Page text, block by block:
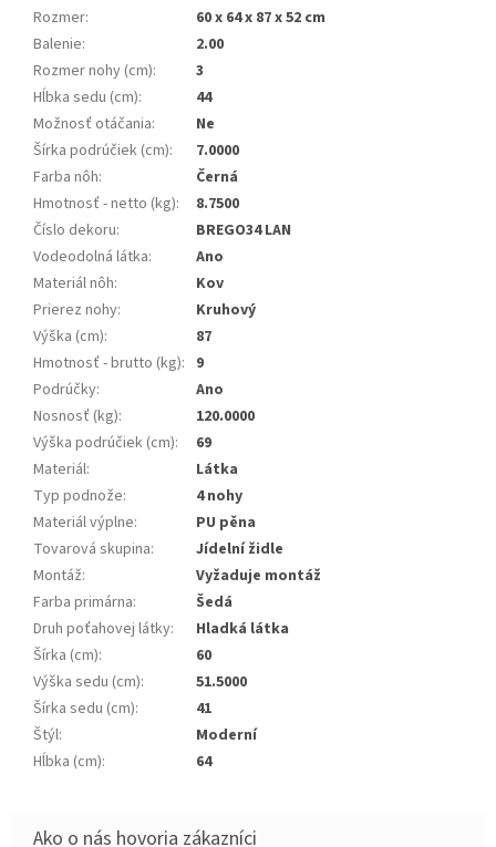
Rozmer:
60 x 64 x 87 x 52 cm
Balenie:
2.00
Rozmer nohy (cm):
3
Hĺbka sedu (cm):
44
Možnosť otáčania:
Ne
Šírka podrúčiek (cm):
7.0000
Farba nôh:
Černá
Hmotnosť - netto (kg):
8.7500
Číslo dekoru:
BREGO34 LAN
Vodeodolná látka:
Ano
Materiál nôh:
Kov
Prierez nohy:
Kruhový
Výška (cm):
87
Hmotnosť - brutto (kg): 9
Podrúčky:
Ano
Nosnosť (kg):
120.0000
Výška podrúčiek (cm):
69
Materiál:
Látka
Typ podnože:
4 nohy
Materiál výplne:
PU pěna
Tovarová skupina:
Jídelní židle
Montáž:
Vyžaduje montáž
Farba primárna:
Šedá
Druh poťahovej látky:
Hladká látka
Šírka (cm):
60
Výška sedu (cm):
51.5000
Šírka sedu (cm):
41
Štýl:
Moderní
Hĺbka (cm): 64